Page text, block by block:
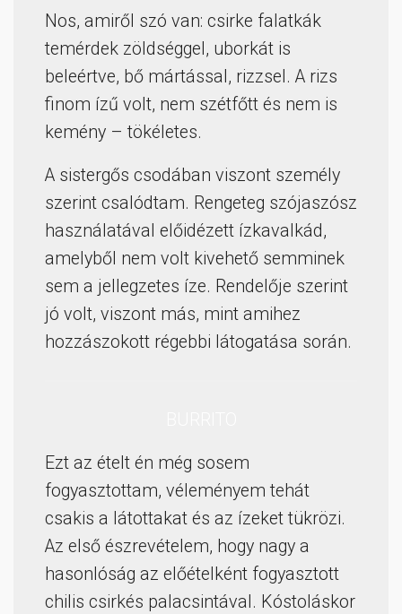
Nos, amiről szó van: csirke falatkák
temérdek zöldséggel, uborkát is
beleértve, bő mártással, rizzsel. A rizs
finom ízű volt, nem szétfőtt és nem is
kemény – tökéletes.
A sistergős csodában viszont személy
szerint csalódtam. Rengeteg szójaszósz
használatával előidézett ízkavalkád,
amelyből nem volt kivehető semminek
sem a jellegzetes íze. Rendelője szerint
jó volt, viszont más, mint amihez
hozzászokott régebbi látogatása során.
Ezt az ételt én még sosem
fogyasztottam, véleményem tehát
csakis a látottakat és az ízeket tükrözi.
Az első észrevételem, hogy nagy a
hasonlóság az előételként fogyasztott
chilis csirkés palacsintával. Kóstoláskor